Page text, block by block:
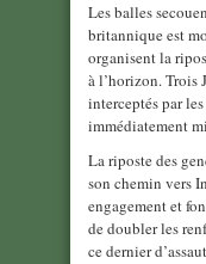
Les balles
britannique est
organisent la
à l’horizon. Trois
interceptés par
immédiatement
La riposte des
son chemin vers
engagement et
de doubler les
ce dernier